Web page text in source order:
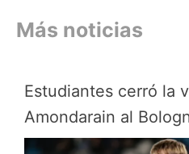
Más noticias
Estudiantes cerró la
Amondarain al